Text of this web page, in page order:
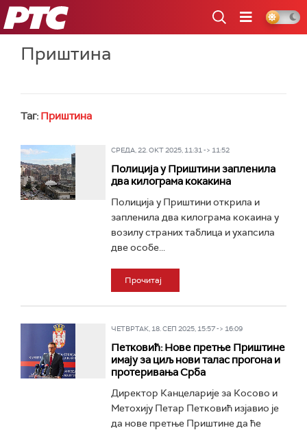
РТС
Приштина
Таг: Приштина
СРЕДА, 22. ОКТ 2025, 11:31 -> 11:52
Полиција у Приштини запленила
два килограма кокакина
Полиција у Приштини открила и
запленила два килограма кокаина у
возилу страних таблица и ухапсила
две особе...
Прочитај
ЧЕТВРТАК, 18. СЕП 2025, 15:57 -> 16:09
Петковић: Нове претње Приштине
имају за циљ нови талас прогона и
протеривања Срба
Директор Канцеларије за Косово и
Метохију Петар Петковић изјавио је
да нове претње Приштине да ће